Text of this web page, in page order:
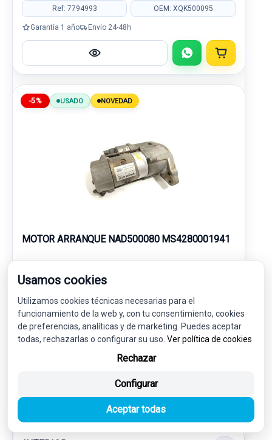
Ref: 7794993 OEM: XQK500095
Garantía 1 año Envío 24-48h
-5% USADO NOVEDAD
MOTOR ARRANQUE NAD500080 MS4280001941
25,65 € sin IVA.
31,04 € (IVA incl.)
Ref: 7795729 OEM: NAD500080
Envío 24-48h
Usamos cookies
Utilizamos cookies técnicas necesarias para el
funcionamiento de la web y, con tu consentimiento, cookies
de preferencias, analíticas y de marketing. Puedes aceptar
todas, rechazarlas o configurar su uso. Ver política de cookies
Rechazar
Configurar
Aceptar todas